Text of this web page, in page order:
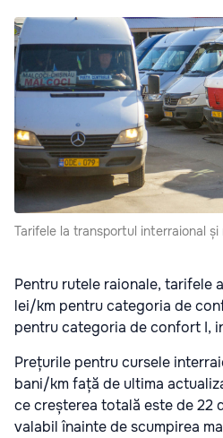
Tarifele la transportul interraional
Pentru rutele raionale, tarifele
lei/km pentru categoria de
pentru categoria de confort I,
Prețurile pentru cursele
bani/km față de ultima
ce creșterea totală este de 22
valabil înainte de scumpirea